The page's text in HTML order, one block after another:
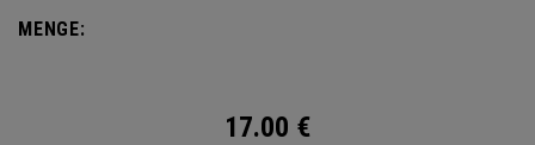
MENGE:
17.00 €